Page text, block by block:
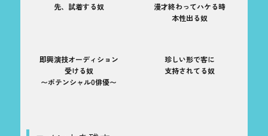
先、試着する奴
漫才終わってハケる時
本性出る奴
即興演技オーディション
受ける奴
〜ポテンシャル0俳優〜
珍しい形で客に
支持されてる奴